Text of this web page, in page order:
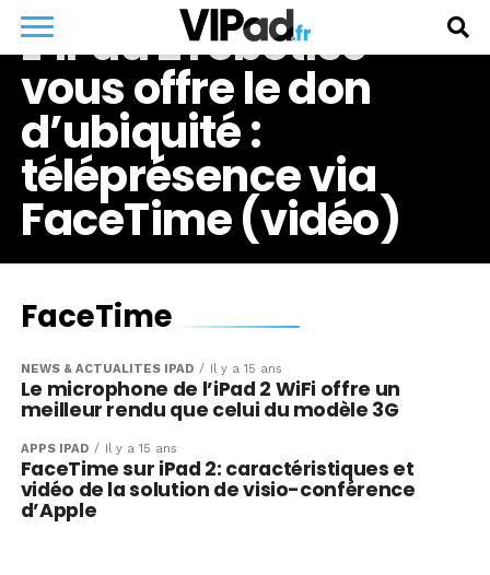
L’iPad 2 robotisé
vous offre le don
d’ubiquité :
téléprésence via
FaceTime (vidéo)
FaceTime
NEWS & ACTUALITÉS IPAD Il y a 15 ans
Le microphone de l’iPad 2 WiFi offre un
meilleur rendu que celui du modèle 3G
APPS IPAD Il y a 15 ans
FaceTime sur iPad 2: caractéristiques et
vidéo de la solution de visio-conférence
d’Apple